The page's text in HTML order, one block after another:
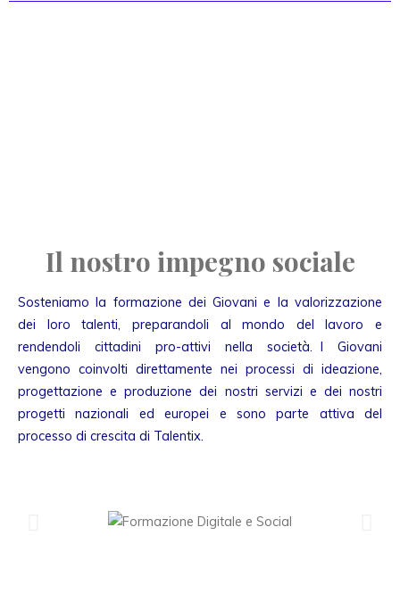
Il nostro impegno sociale
Sosteniamo la formazione dei Giovani e la valorizzazione
dei loro talenti, preparandoli al mondo del lavoro e
rendendoli cittadini pro-attivi nella società. I Giovani
vengono coinvolti direttamente nei processi di ideazione,
progettazione e produzione dei nostri servizi e dei nostri
progetti nazionali ed europei e sono parte attiva del
processo di crescita di Talentix.